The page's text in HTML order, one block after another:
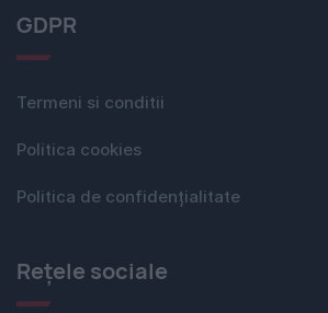
GDPR
Termeni si conditii
Politica cookies
Politica de confidențialitate
Rețele sociale